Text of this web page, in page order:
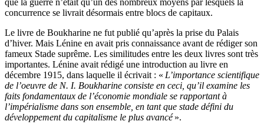
concurrence se livrait désormais entre blocs de capitaux.
Le livre de Boukharine ne fut publié qu’après la prise du Palais
d’hiver. Mais Lénine en avait pris connaissance avant de rédiger son
fameux Stade suprême. Les similitudes entre les deux livres sont très
importantes. Lénine avait rédigé une introduction au livre en
décembre 1915, dans laquelle il écrivait : « L’importance scientifique
de l’oeuvre de N. I. Boukharine consiste en ceci, qu’il examine les
faits fondamentaux de l’économie mondiale se rapportant à
l’impérialisme dans son ensemble, en tant que stade défini du
développement du capitalisme le plus avancé ».